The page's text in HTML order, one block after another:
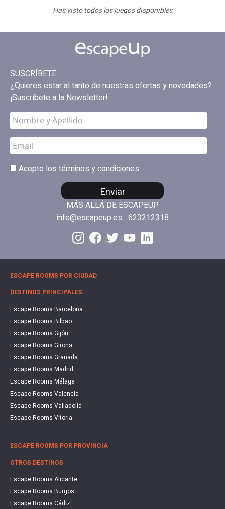
Has visto todos los juegos disponibles
SUSCRÍBETE
¿Quieres estar al tanto de nuestras ofertas y novedades?
¡Suscríbete a la Newsletter!
Acepto los términos y condiciones
Enviar
MÁS ALLÁ DE ESCAPEUP
info@escapeup.es 623212318
ESCAPE ROOMS POR CIUDAD
DESTINOS PRINCIPALES
Escape Rooms Barcelona
Escape Rooms Bilbao
Escape Rooms Gijón
Escape Rooms Girona
Escape Rooms Granada
Escape Rooms Madrid
Escape Rooms Málaga
Escape Rooms Valencia
Escape Rooms Valladolid
Escape Rooms Vitoria
ESCAPE ROOMS POR PROVINCIA
OTROS DESTINOS
Escape Rooms Alicante
Escape Rooms Burgos
Escape Rooms Cádiz